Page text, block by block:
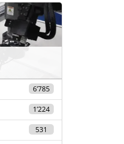
6’785
1’224
531